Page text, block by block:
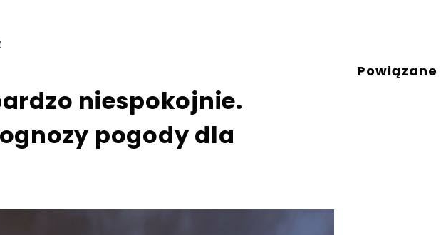
niespokojnie.
pogody dla
Powiązane